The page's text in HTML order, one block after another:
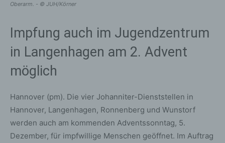
Oberarm. - © JUH/Körner
Impfung auch im Jugendzentrum
in Langenhagen am 2. Advent
möglich
Hannover (pm). Die vier Johanniter-Dienststellen in
Hannover, Langenhagen, Ronnenberg und Wunstorf
werden auch am kommenden Adventssonntag, 5.
Dezember, für impfwillige Menschen geöffnet. Im Auftrag